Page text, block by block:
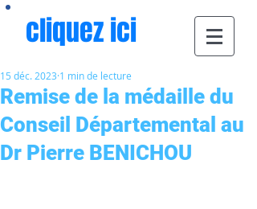
cliquez ici
Remise de la médaille du
Conseil Départemental au
Dr Pierre BENICHOU
15 déc. 2023 1 min de lecture